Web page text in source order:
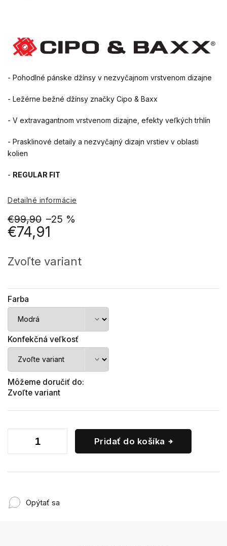
€99,90 –25 %
€74,91
cena:
Zvoľte variant
Farba
Konfekčná veľkosť
Môžeme doručiť do:
Zvoľte variant
Pridať do košíka
- Pohodlné pánske džínsy v nezvyčajnom vrstvenom dizajne
- Ležérne bežné džínsy značky Cipo & Baxx
- V extravagantnom vrstvenom dizajne, efekty veľkých trhlín
- Prasklinové detaily a nezvyčajný dizajn vrstiev v oblasti
kolien
- REGULAR FIT
Detailné informácie
Opýtať sa